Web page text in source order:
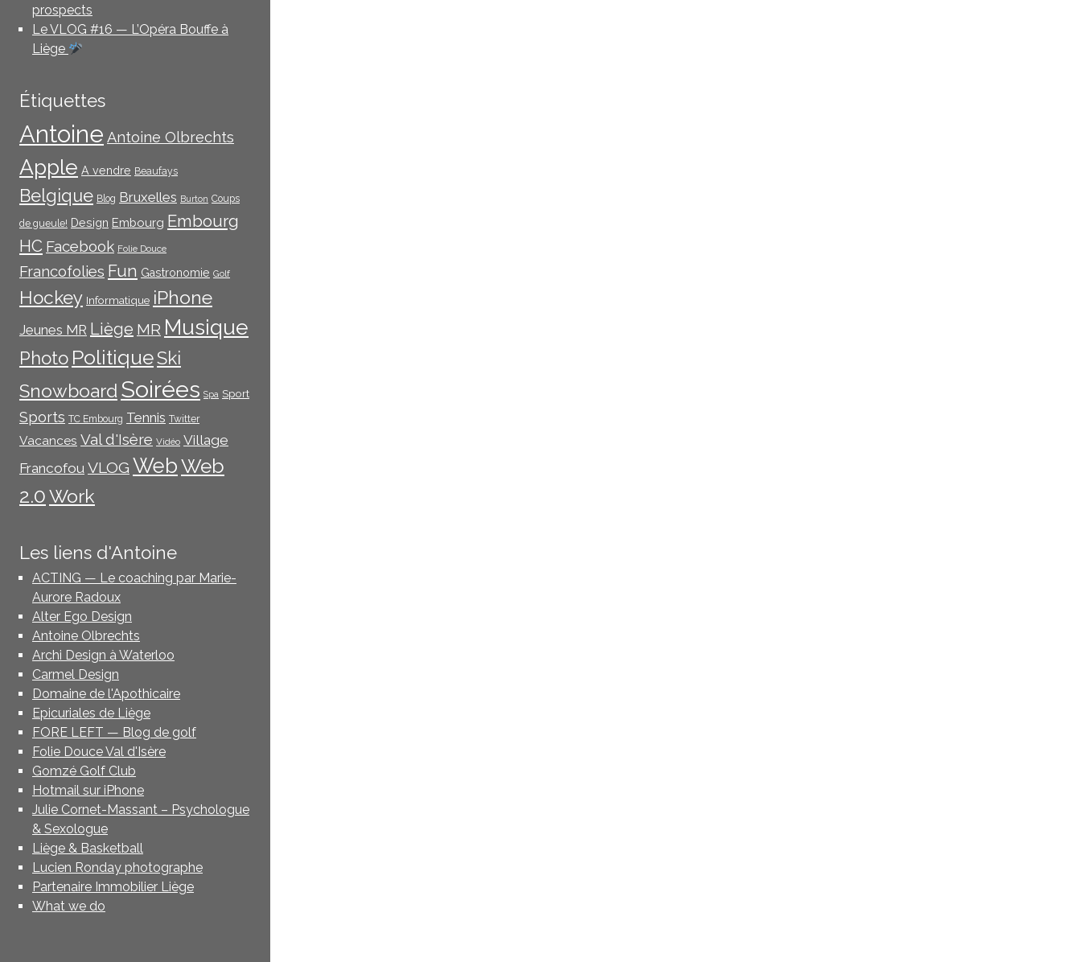
prospects
Le VLOG #16 — L’Opéra Bouffe à
Liège
Étiquettes
Antoine Antoine Olbrechts
Apple A vendre Beaufays
Belgique Blog Bruxelles Burton Coups
de gueule! Design Embourg Embourg
HC Facebook Folie Douce
Francofolies Fun Gastronomie Golf
Hockey Informatique iPhone
Jeunes MR Liège MR Musique
Photo PolitiqueSki
Snowboard Soirées Spa Sport
Sports TC Embourg Tennis Twitter
Vacances Val d'Isère Vidéo Village
Francofou VLOG WebWeb
2.0Work
Les liens d'Antoine
ACTING — Le coaching par Marie-
Aurore Radoux
Alter Ego Design
Antoine Olbrechts
Archi Design à Waterloo
Carmel Design
Domaine de l'Apothicaire
Epicuriales de Liège
FORE LEFT — Blog de golf
Folie Douce Val d'Isère
Gomzé Golf Club
Hotmail sur iPhone
Julie Cornet-Massant – Psychologue
& Sexologue
Liège & Basketball
Lucien Ronday photographe
Partenaire Immobilier Liège
What we do